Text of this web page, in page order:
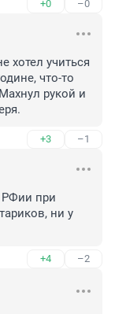
+0 –0
хотел учиться
что-то
рукой и
+3 –1
при
ни у
+4 –2